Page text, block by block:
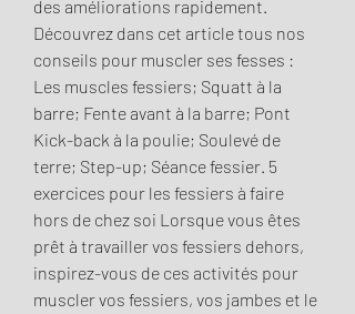
des améliorations rapidement.
Découvrez dans cet article tous nos
conseils pour muscler ses fesses :
Les muscles fessiers; Squatt à la
barre; Fente avant à la barre; Pont
Kick-back à la poulie; Soulevé de
terre; Step-up; Séance fessier. 5
exercices pour les fessiers à faire
hors de chez soi Lorsque vous êtes
prêt à travailler vos fessiers dehors,
inspirez-vous de ces activités pour
muscler vos fessiers, vos jambes et le